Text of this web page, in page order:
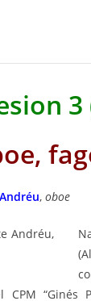
, oboe
CPM “Ginés